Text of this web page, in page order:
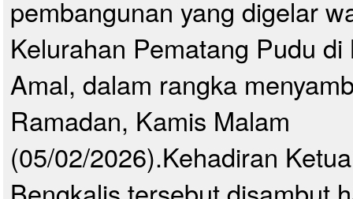
pembangunan yang digelar
Kelurahan Pematang Pudu
Amal, dalam rangka
Ramadan, Kamis Malam
(05/02/2026).Kehadiran